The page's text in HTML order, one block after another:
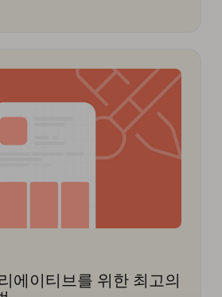
에이티브를 위한 최고의